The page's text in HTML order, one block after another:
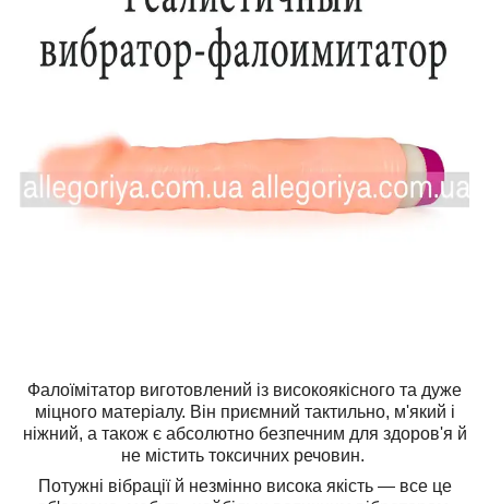
Фалоїмітатор виготовлений із високоякісного та дуже
міцного матеріалу. Він приємний тактильно, м'який і
ніжний, а також є абсолютно безпечним для здоров'я й
не містить токсичних речовин.
Потужні вібрації й незмінно висока якість — все це